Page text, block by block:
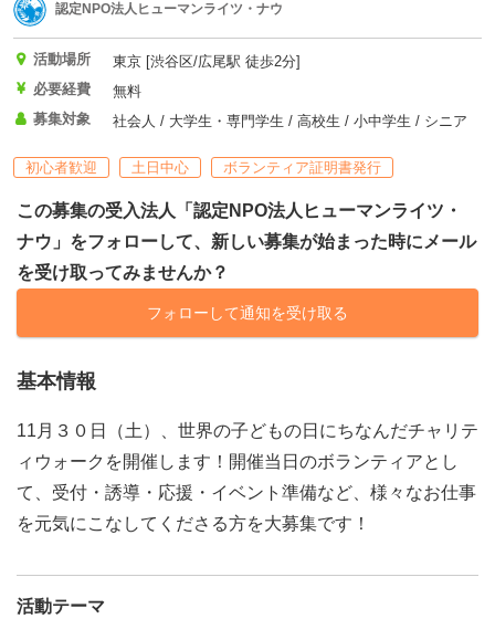
認定NPO法人ヒューマンライツ・ナウ
活動場所
東京 [渋谷区/広尾駅 徒歩2分]
必要経費
無料
募集対象
社会人 / 大学生・専門学生 / 高校生 / 小中学生 / シニア
初心者歓迎 土日中心 ボランティア証明書発行
この募集の受入法人「認定NPO法人ヒューマンライツ・
ナウ」をフォローして、新しい募集が始まった時にメール
を受け取ってみませんか？
フォローして通知を受け取る
基本情報
11月３０日（土）、世界の子どもの日にちなんだチャリテ
ィウォークを開催します！開催当日のボランティアとし
て、受付・誘導・応援・イベント準備など、様々なお仕事
を元気にこなしてくださる方を大募集です！
活動テーマ